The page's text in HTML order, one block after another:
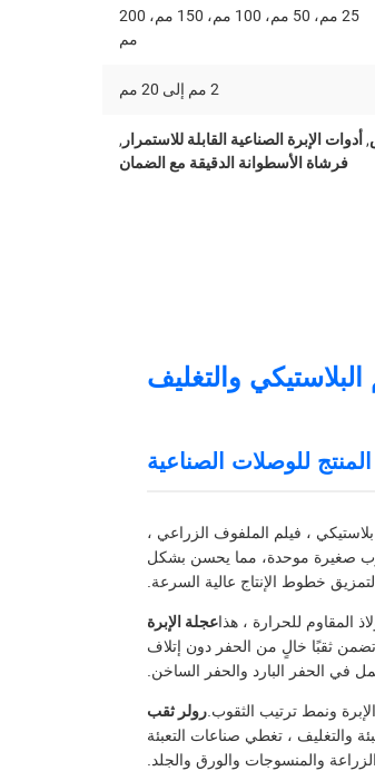
25 مم، 50 مم، 100 مم، 150 مم، 200
مم
2 مم إلى 20 مم
, أدوات الإبرة الصناعية القابلة للاستمرار ,
فرشاة الأسطوانة الدقيقة مع الضمان
والتغليف
للوصلات الصناعية
، فيلم الملفوف الزراعي ،
ثقوب صغيرة موحدة، مما يحسن بشكل
خطوط الإنتاج عالية السرعة.
المقاوم للحرارة ، هذاعجلة الإبرة
ثقبًا خالٍ من الحفر دون إتلاف
في الحفر البارد والحفر الساخن.
ونمط ترتيب الثقوب.رولر ثقب
والتغليف ، تغطي صناعات التعبئة
والمنسوجات والورق والجلد.